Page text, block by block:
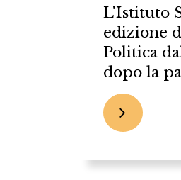
L'Istituto
edizione
Politica
dopo la